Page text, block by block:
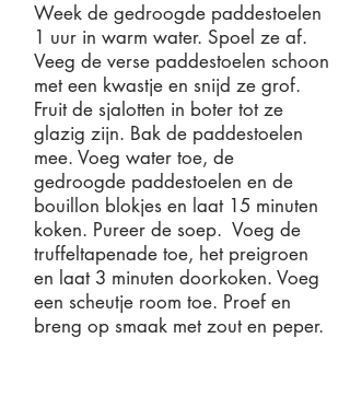
Week de gedroogde paddestoelen
1 uur in warm water. Spoel ze af.
Veeg de verse paddestoelen schoon
met een kwastje en snijd ze grof.
Fruit de sjalotten in boter tot ze
glazig zijn. Bak de paddestoelen
mee. Voeg water toe, de
gedroogde paddestoelen en de
bouillon blokjes en laat 15 minuten
koken. Pureer de soep. Voeg de
truffeltapenade toe, het preigroen
en laat 3 minuten doorkoken. Voeg
een scheutje room toe. Proef en
breng op smaak met zout en peper.